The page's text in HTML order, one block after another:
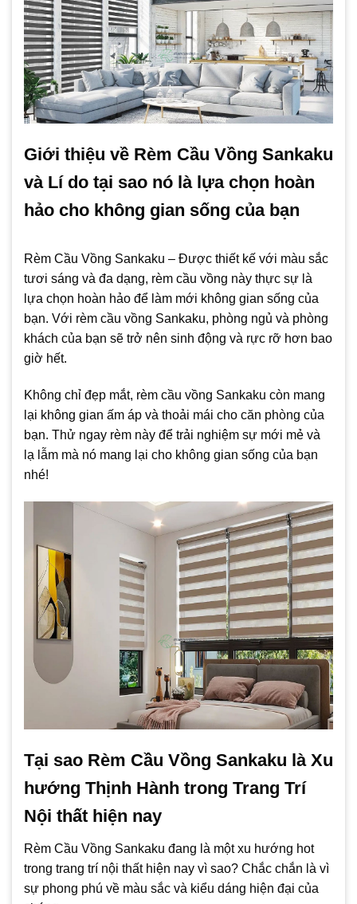
Giới thiệu về Rèm Cầu Vồng Sankaku
và Lí do tại sao nó là lựa chọn hoàn
hảo cho không gian sống của bạn
Rèm Cầu Vồng Sankaku – Được thiết kế với màu sắc
tươi sáng và đa dạng, rèm cầu vồng này thực sự là
lựa chọn hoàn hảo để làm mới không gian sống của
bạn. Với rèm cầu vồng Sankaku, phòng ngủ và phòng
khách của bạn sẽ trở nên sinh động và rực rỡ hơn bao
giờ hết.
Không chỉ đẹp mắt, rèm cầu vồng Sankaku còn mang
lại không gian ấm áp và thoải mái cho căn phòng của
bạn. Thử ngay rèm này để trải nghiệm sự mới mẻ và
lạ lẫm mà nó mang lại cho không gian sống của bạn
nhé!
Tại sao Rèm Cầu Vồng Sankaku là Xu
hướng Thịnh Hành trong Trang Trí
Nội thất hiện nay
Rèm Cầu Vồng Sankaku đang là một xu hướng hot
trong trang trí nội thất hiện nay vì sao? Chắc chắn là vì
sự phong phú về màu sắc và kiểu dáng hiện đại của